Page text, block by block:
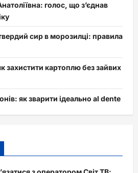
голос, що з’єднав
сир в морозилці: правила
захистити картоплю без зайвих
як зварити ідеально al dente